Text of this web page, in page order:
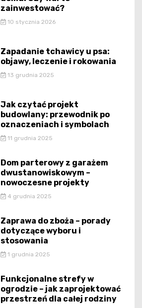
zainwestować?
10 stycznia 2026
Zapadanie tchawicy u psa:
objawy, leczenie i rokowania
13 grudnia 2025
Jak czytać projekt
budowlany: przewodnik po
oznaczeniach i symbolach
11 grudnia 2025
Dom parterowy z garażem
dwustanowiskowym –
nowoczesne projekty
4 grudnia 2025
Zaprawa do zboża – porady
dotyczące wyboru i
stosowania
1 grudnia 2025
Funkcjonalne strefy w
ogrodzie – jak zaprojektować
przestrzeń dla całej rodziny